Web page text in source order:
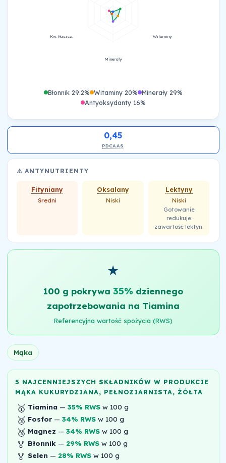
Witaminy
Minerały
Kw. tłuszcz.
Błonnik 29.2% Witaminy 20% Minerały 29%
Antyoksydanty 16%
0,45
PDCAAS
⚠️ ANTYNUTRIENTY
Fityniany
Sredni
Oksalany
Niski
Lektyny
Niski
Gotowanie
redukuje
zawartość lektyn.
★
100 g pokrywa 35%dziennego
zapotrzebowania na Tiamina
Referencyjna wartość spożycia (RWS)
Mąka
5 NAJCENNIEJSZYCH SKŁADNIKÓW W PRODUKCIE
MĄKA KUKURYDZIANA, PEŁNOZIARNISTA, ŻÓŁTA
🥇 Tiamina— 35% RWSw 100 g
🥈 Fosfor— 34% RWSw 100 g
🥉 Magnez — 34% RWSw 100 g
🏅 Błonnik— 29% RWSw 100 g
🏅 Selen — 28% RWSw 100 g